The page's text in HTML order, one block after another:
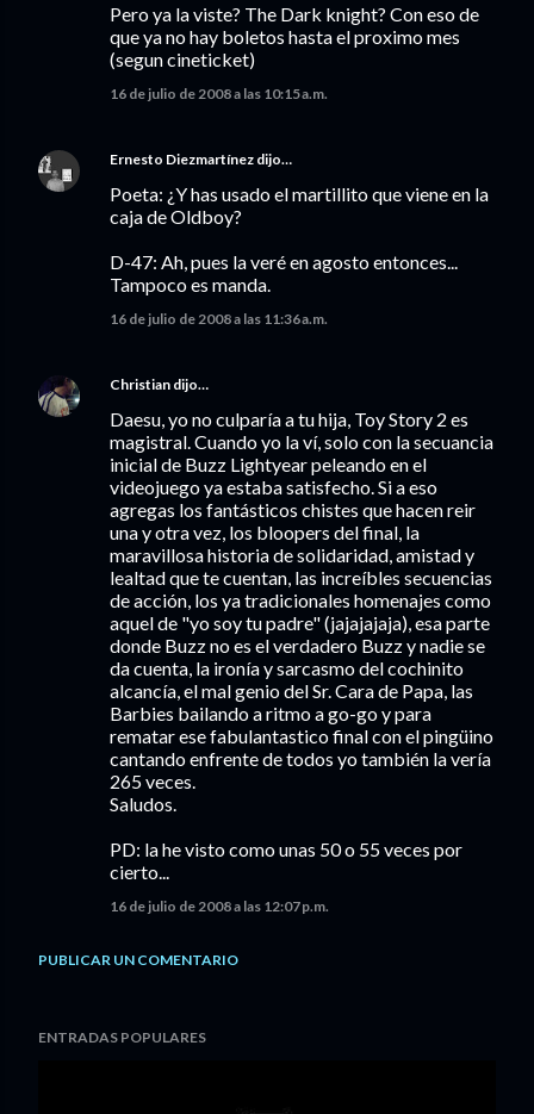
Pero ya la viste? The Dark knight? Con eso de
que ya no hay boletos hasta el proximo mes
(segun cineticket)
16 de julio de 2008 a las 10:15 a.m.
Ernesto Diezmartínez dijo…
Poeta: ¿Y has usado el martillito que viene en la
caja de Oldboy?
D-47: Ah, pues la veré en agosto entonces...
Tampoco es manda.
16 de julio de 2008 a las 11:36 a.m.
Christian dijo…
Daesu, yo no culparía a tu hija, Toy Story 2 es
magistral. Cuando yo la ví, solo con la secuancia
inicial de Buzz Lightyear peleando en el
videojuego ya estaba satisfecho. Si a eso
agregas los fantásticos chistes que hacen reir
una y otra vez, los bloopers del final, la
maravillosa historia de solidaridad, amistad y
lealtad que te cuentan, las increíbles secuencias
de acción, los ya tradicionales homenajes como
aquel de "yo soy tu padre" (jajajajaja), esa parte
donde Buzz no es el verdadero Buzz y nadie se
da cuenta, la ironía y sarcasmo del cochinito
alcancía, el mal genio del Sr. Cara de Papa, las
Barbies bailando a ritmo a go-go y para
rematar ese fabulantastico final con el pingüino
cantando enfrente de todos yo también la vería
265 veces.
Saludos.
PD: la he visto como unas 50 o 55 veces por
cierto...
16 de julio de 2008 a las 12:07 p.m.
PUBLICAR UN COMENTARIO
ENTRADAS POPULARES